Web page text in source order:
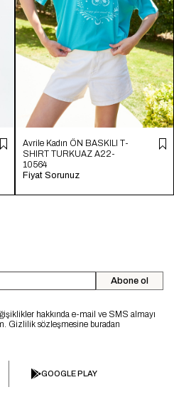
Avrile Kadın ÖN BASKILI T-
SHIRT TURKUAZ A22-
10564
Fiyat Sorunuz
Abone ol
hakkında e-mail ve SMS almayı
Gizlilik sözleşmesine buradan
GOOGLE PLAY